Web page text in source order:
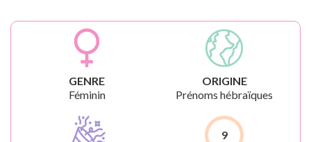
GENRE
Féminin
ORIGINE
Prénoms hébraïques
9